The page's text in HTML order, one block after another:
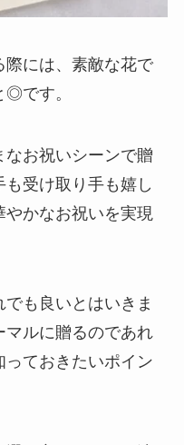
際には、素敵な花で
◎です。
お祝いシーンで贈
受け取り手も嬉し
かなお祝いを実現
も良いとはいきま
ルに贈るのであれ
ておきたいポイン